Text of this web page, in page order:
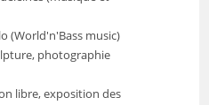
(World'n'Bass music)
photographie
libre, exposition des